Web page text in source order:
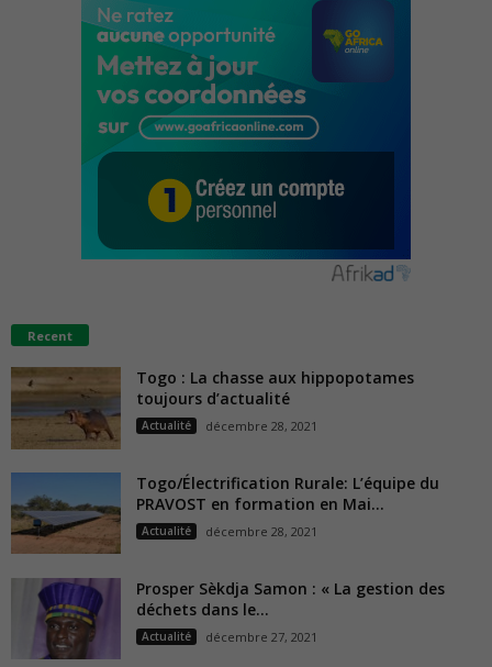
Recent
Togo : La chasse aux hippopotames
toujours d’actualité
Actualité décembre 28, 2021
Togo/Électrification Rurale: L’équipe du
PRAVOST en formation en Mai...
Actualité décembre 28, 2021
Prosper Sèkdja Samon : « La gestion des
déchets dans le...
Actualité décembre 27, 2021